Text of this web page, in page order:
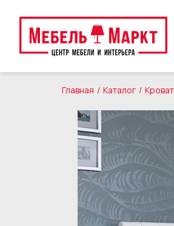
Распродажа
Мягкая мебель
Кухни
Корпусная мебель
Кровати и матрасы
Главная Каталог